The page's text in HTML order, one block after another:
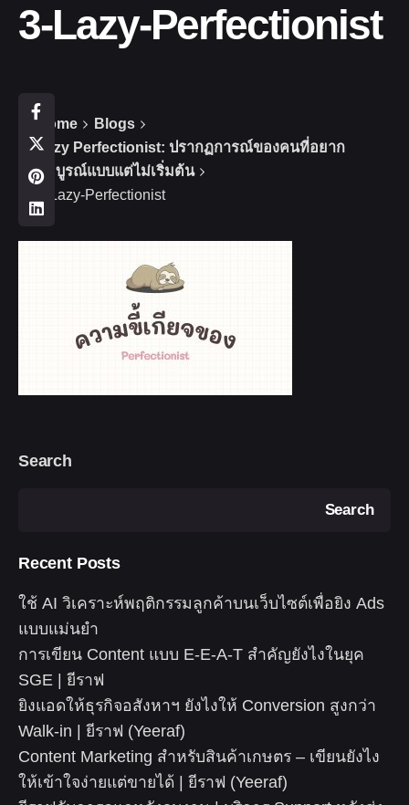
3-Lazy-Perfectionist
Home
Blogs
Lazy Perfectionist: ปรากฏการณ์ของคนที่อยาก
สมบูรณ์แบบแต่ไม่เริ่มต้น
3-Lazy-Perfectionist
Search
Search
Recent Posts
ใช้ AI วิเคราะห์พฤติกรรมลูกค้าบนเว็บไซต์เพื่อยิง Ads
แบบแม่นยำ
การเขียน Content แบบ E-E-A-T สำคัญยังไงในยุค
SGE | ยีราฟ
ยิงแอดให้ธุรกิจอสังหาฯ ยังไงให้ Conversion สูงกว่า
Walk-in | ยีราฟ (Yeeraf)
Content Marketing สำหรับสินค้าเกษตร – เขียนยังไง
ให้เข้าใจง่ายแต่ขายได้ | ยีราฟ (Yeeraf)